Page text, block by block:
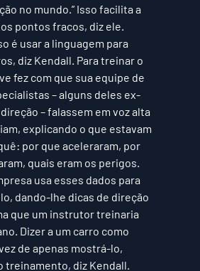
no mundo.” Isso facilita a
pontos fracos, diz ele.
é usar a linguagem para
diz Kendall. Para treinar o
fez com que sua equipe de
– alguns deles ex-
– falassem em voz alta
explicando o que estavam
por que aceleraram, por
quais eram os perigos.
usa esses dados para
dando-lhe dicas de direção
que um instrutor treinaria
Dizer a um carro como
de apenas mostrá-lo,
treinamento, diz Kendall.